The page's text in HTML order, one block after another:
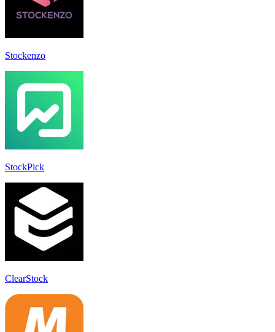
Stockenzo
StockPick
ClearStock